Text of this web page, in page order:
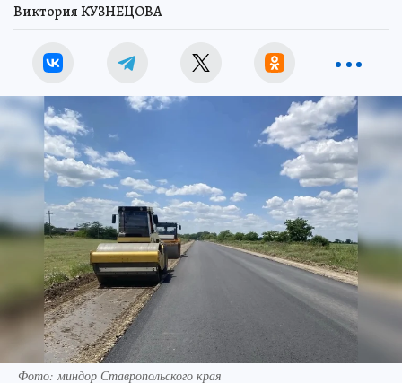
Виктория КУЗНЕЦОВА
Фото: миндор Ставропольского края